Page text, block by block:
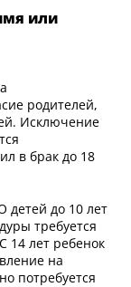
или
родителей,
Исключение
в брак до 18
детей до 10 лет
требуется
14 лет ребенок
на
потребуется